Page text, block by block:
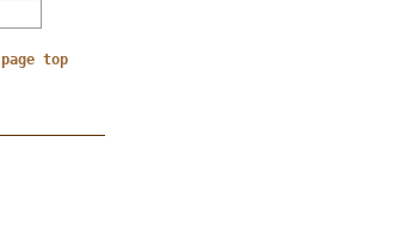
page top